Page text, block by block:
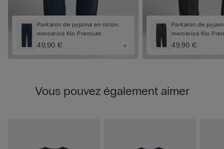
Pantalon de pyjama en coton
mercerisé filo Premium
49,90 €
Pantalon de
mercerisé filo
49,90 €
Vous pouvez également aimer